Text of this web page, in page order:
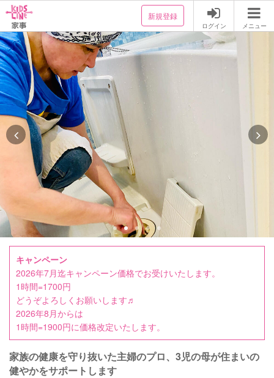
新規登録
ログイン メニュー
キャンペーン
2026年7月迄キャンペーン価格でお受けいたします。
1時間=1700円
どうぞよろしくお願いします♬
2026年8月からは
1時間=1900円に価格改定いたします。
家族の健康を守り抜いた主婦のプロ、3児の母が住まいの
健やかをサポートします